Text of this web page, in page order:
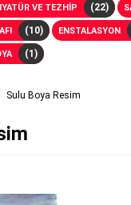
VE TEZHİP (22)
(10) ENSTALASYON
(1)
Sulu Boya Resim